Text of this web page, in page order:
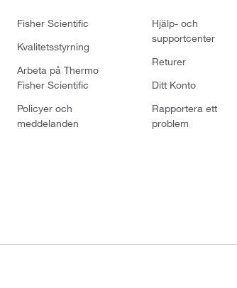
Fisher Scientific
Kvalitetsstyrning
Arbeta på Thermo
Fisher Scientific
Policyer och
meddelanden
Hjälp- och
supportcenter
Returer
Ditt Konto
Rapportera ett
problem